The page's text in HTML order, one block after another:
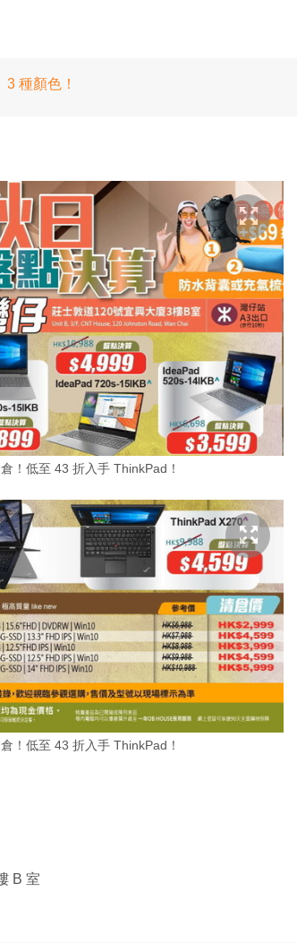
種顏色！
！低至 43 折入手 ThinkPad！
！低至 43 折入手 ThinkPad！
B 室